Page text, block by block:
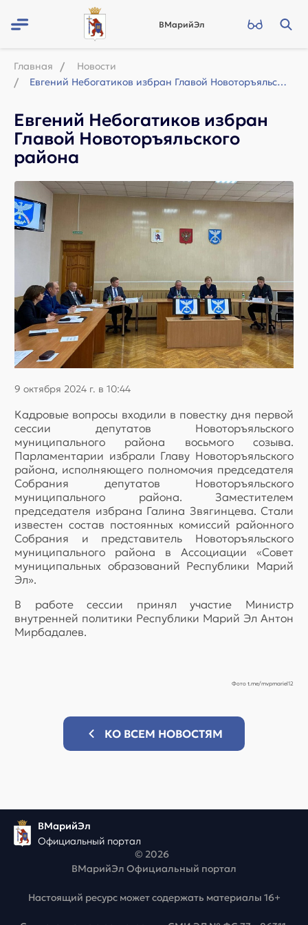
ВМарийЭл
Главная
Новости
Евгений Небогатиков избран Главой Новоторъяльского района
Евгений Небогатиков избран
Главой Новоторъяльского
района
9 октября 2024 г. в 10:44
Кадровые вопросы входили в повестку дня первой
сессии депутатов Новоторъяльского
муниципального района восьмого созыва.
Парламентарии избрали Главу Новоторъяльского
района, исполняющего полномочия председателя
Собрания депутатов Новоторъяльского
муниципального района. Заместителем
председателя избрана Галина Звягинцева. Стали
известен состав постоянных комиссий районного
Собрания и представитель Новоторъяльского
муниципального района в Ассоциации «Совет
муниципальных образований Республики Марий
Эл».
В работе сессии принял участие Министр
внутренней политики Республики Марий Эл Антон
Мирбадалев.
Фото t.me/mvpmariel12
КО ВСЕМ НОВОСТЯМ
ВМарийЭл
Официальный портал
© 2026
ВМарийЭл Официальный портал
Настоящий ресурс может содержать материалы 16+